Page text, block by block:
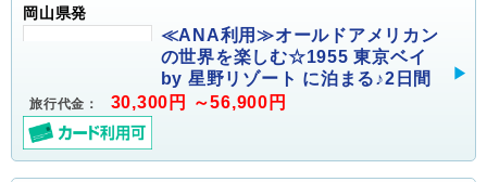
岡山県発
≪ANA利用≫オールドアメリカン
の世界を楽しむ☆1955 東京ベイ
by 星野リゾート に泊まる♪2日間
旅行代金： 30,300円 ～56,900円